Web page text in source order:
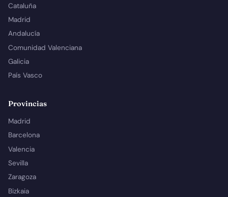
Cataluña
Madrid
Andalucía
Comunidad Valenciana
Galicia
País Vasco
Provincias
Madrid
Barcelona
Valencia
Sevilla
Zaragoza
Bizkaia